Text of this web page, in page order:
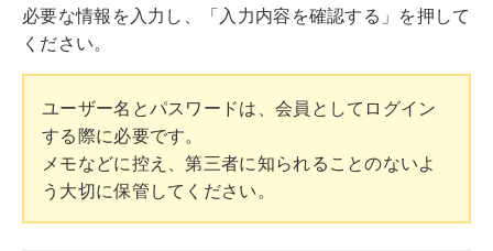
必要な情報を入力し、「入力内容を確認する」を押して
ください。
ユーザー名とパスワードは、会員としてログイン
する際に必要です。
メモなどに控え、第三者に知られることのないよ
う大切に保管してください。